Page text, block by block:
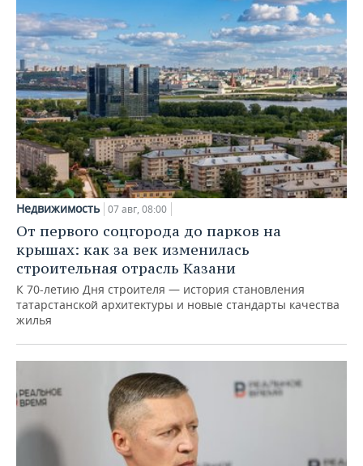
Недвижимость 07 авг, 08:00
От первого соцгорода до парков на
крышах: как за век изменилась
строительная отрасль Казани
К 70-летию Дня строителя — история становления
татарстанской архитектуры и новые стандарты качества
жилья